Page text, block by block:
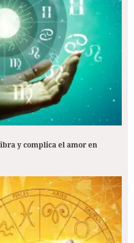
y complica el amor en